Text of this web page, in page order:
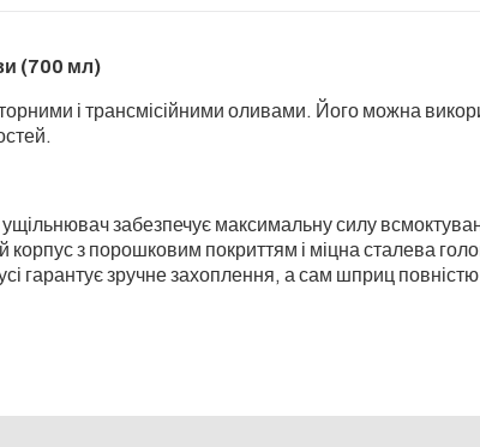
(700 мл)
і трансмісійними оливами. Його можна
забезпечує максимальну силу
корпус з порошковим покриттям і міцна сталева
гарантує зручне захоплення, а сам шприц